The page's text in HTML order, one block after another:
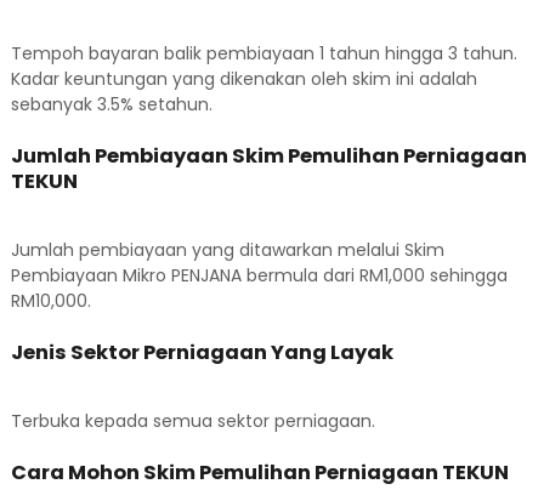
Tempoh bayaran balik pembiayaan 1 tahun hingga 3 tahun.
Kadar keuntungan yang dikenakan oleh skim ini adalah
sebanyak 3.5% setahun.
Jumlah Pembiayaan Skim Pemulihan Perniagaan
TEKUN
Jumlah pembiayaan yang ditawarkan melalui Skim
Pembiayaan Mikro PENJANA bermula dari RM1,000 sehingga
RM10,000.
Jenis Sektor Perniagaan Yang Layak
Terbuka kepada semua sektor perniagaan.
Cara Mohon Skim Pemulihan Perniagaan TEKUN